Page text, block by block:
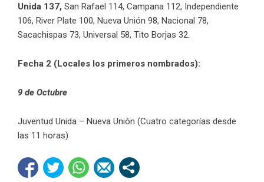
Unida 137, San Rafael 114, Campana 112, Independiente
106, River Plate 100, Nueva Unión 98, Nacional 78,
Sacachispas 73, Universal 58, Tito Borjas 32.
Fecha 2 (Locales los primeros nombrados):
9 de Octubre
Juventud Unida – Nueva Unión (Cuatro categorías desde
las 11 horas)